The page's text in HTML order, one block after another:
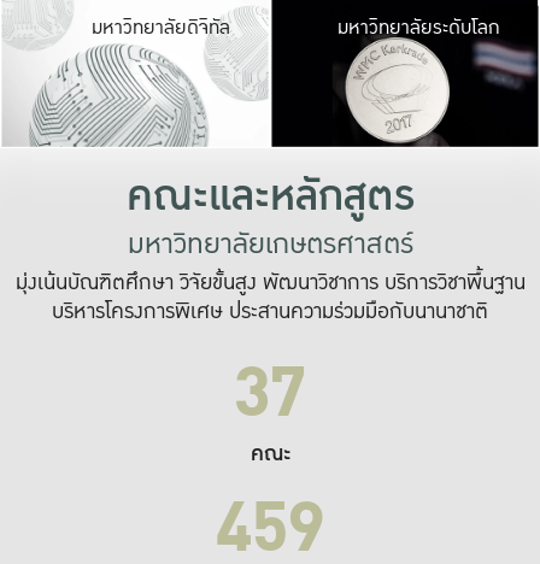
มหาวิทยาลัยดิจิทัล มหาวิ
เปลี่ยนแปลง แล
เพื่อทำง
ระบบสารสนเทศ
มหาวิทยาลัยระดับโลก
คณะและหลักสูตร
มหาวิทยาลัยเกษตรศาสตร์
มุ่งเน้นบัณฑิตศึกษา วิจัยขั้นสูง พัฒนาวิชาการ บริการวิชาพื้นฐาน
บริหารโครงการพิเศษ ประสานความร่วมมือกับนานาชาติ
37
คณะ
459